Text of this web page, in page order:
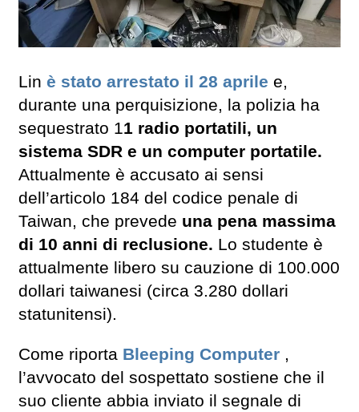
Lin è stato arrestato il 28 aprile e,
durante una perquisizione, la polizia ha
sequestrato 11 radio portatili, un
sistema SDR e un computer portatile.
Attualmente è accusato ai sensi
dell’articolo 184 del codice penale di
Taiwan, che prevede una pena massima
di 10 anni di reclusione. Lo studente è
attualmente libero su cauzione di 100.000
dollari taiwanesi (circa 3.280 dollari
statunitensi).
Come riporta Bleeping Computer ,
l’avvocato del sospettato sostiene che il
suo cliente abbia inviato il segnale di